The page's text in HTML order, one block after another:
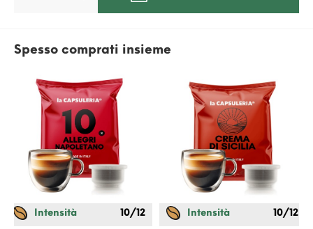
Spesso comprati insieme
Intensità
10/12
Intensità
10/12